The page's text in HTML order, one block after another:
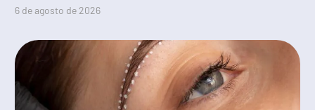
6 de agosto de 2026